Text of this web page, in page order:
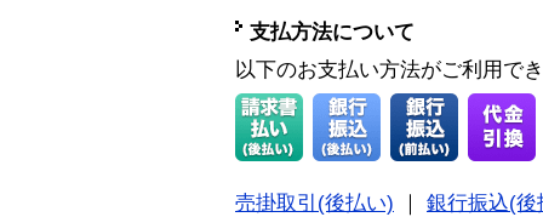
支払方法について
以下のお支払い方法がご利用で
売掛取引(後払い)
銀行振込(後